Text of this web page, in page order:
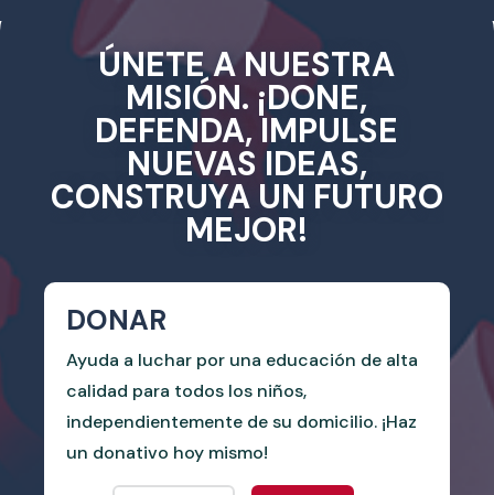
ÚNETE A NUESTRA
MISIÓN. ¡DONE,
DEFENDA, IMPULSE
NUEVAS IDEAS,
CONSTRUYA UN FUTURO
MEJOR!
DONAR
Ayuda a luchar por una educación de alta
calidad para todos los niños,
independientemente de su domicilio. ¡Haz
un donativo hoy mismo!